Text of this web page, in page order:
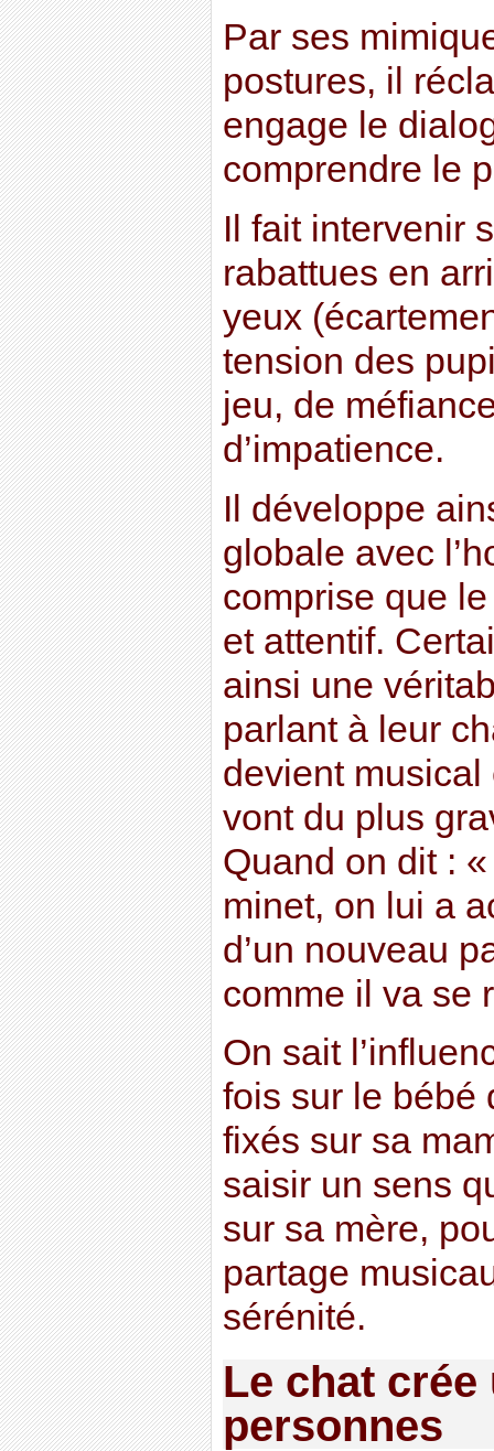
Par ses
postures, il
engage le
comprendre le
Il fait intervenir
rabattues en
yeux
tension des
jeu, de
d’impatience.
Il développe
globale avec
comprise que
et attentif.
ainsi une
parlant à leur
devient
vont du plus
Quand on dit :
minet, on lui a
d’un nouveau
comme il va se
On sait
fois sur le bébé
fixés sur sa
saisir un sens
sur sa mère,
partage
sérénité.
Le chat
personnes